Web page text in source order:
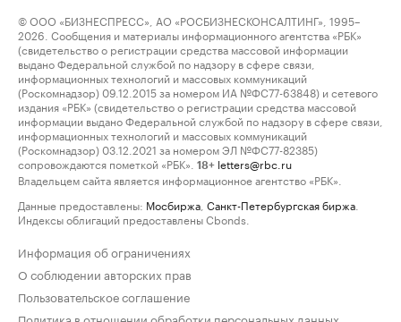
© ООО «БИЗНЕСПРЕСС», АО «РОСБИЗНЕСКОНСАЛТИНГ», 1995–
2026. Сообщения и материалы информационного агентства «РБК»
(свидетельство о регистрации средства массовой информации
выдано Федеральной службой по надзору в сфере связи,
информационных технологий и массовых коммуникаций
(Роскомнадзор) 09.12.2015 за номером ИА №ФС77-63848) и сетевого
издания «РБК» (свидетельство о регистрации средства массовой
информации выдано Федеральной службой по надзору в сфере связи,
информационных технологий и массовых коммуникаций
(Роскомнадзор) 03.12.2021 за номером ЭЛ №ФС77-82385)
сопровождаются пометкой «РБК».
18+ letters@rbc.ru
Владельцем сайта является информационное агентство «РБК».
Данные предоставлены: Мосбиржа Санкт-Петербургская биржа
Индексы облигаций предоставлены Cbonds.
Информация об ограничениях
О соблюдении авторских прав
Пользовательское соглашение